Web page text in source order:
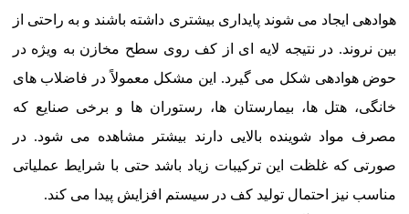
هوادهی ایجاد می شوند پایداری بیشتری داشته باشند و به راحتی از
بین نروند. در نتیجه لایه ای از کف روی سطح مخازن به ویژه در
حوض هوادهی شکل می گیرد. این مشکل معمولاً در فاضلاب های
خانگی، هتل ها، بیمارستان ها، رستوران ها و برخی صنایع که
مصرف مواد شوینده بالایی دارند بیشتر مشاهده می شود. در
صورتی که غلظت این ترکیبات زیاد باشد حتی با شرایط عملیاتی
مناسب نیز احتمال تولید کف در سیستم افزایش پیدا می کند.